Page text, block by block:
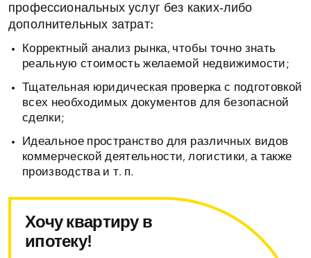
профессиональных услуг без каких‑либо
дополнительных затрат:
Корректный анализ рынка, чтобы точно знать
реальную стоимость желаемой недвижимости;
Тщательная юридическая проверка с подготовкой
всех необходимых документов для безопасной
сделки;
Идеальное пространство для различных видов
коммерческой деятельности, логистики, а также
производства и т. п.
Хочу квартиру в
ипотеку!